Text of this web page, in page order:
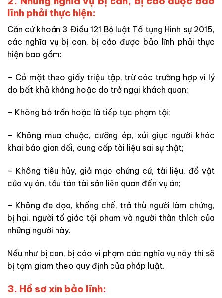
lĩnh phải thực hiện:
Căn cứ khoản 3 Điều 121 Bộ luật Tố tụng Hình sự 2015,
các nghĩa vụ bị can, bị cáo được bảo lĩnh phải thực
hiện bao gồm:
– Có mặt theo giấy triệu tập, trừ các trường hợp vì lý
do bất khả kháng hoặc do trở ngại khách quan;
– Không bỏ trốn hoặc là tiếp tục phạm tội;
– Không mua chuộc, cưỡng ép, xúi giục người khác
khai báo gian dối, cung cấp tài liệu sai sự thật;
– Không tiêu hủy, giả mạo chứng cứ, tài liệu, đồ vật
của vụ án, tẩu tán tài sản liên quan đến vụ án;
– Không đe dọa, khống chế, trả thù người làm chứng,
bị hại, người tố giác tội phạm và người thân thích của
những người này.
Nếu như bị can, bị cáo vi phạm các nghĩa vụ này thì sẽ
bị tạm giam theo quy định của pháp luật.
3. Hồ sơ xin bảo lĩnh: